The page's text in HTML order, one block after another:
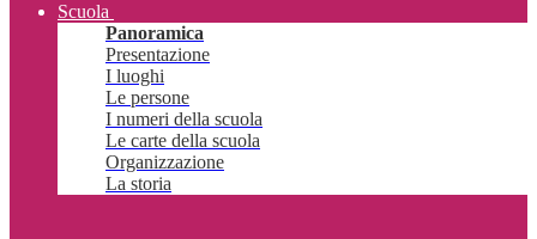
Scuola
Panoramica
Presentazione
I luoghi
Le persone
I numeri della scuola
Le carte della scuola
Organizzazione
La storia